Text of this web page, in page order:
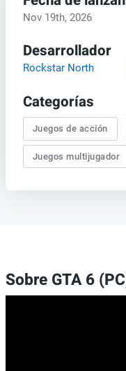
Nov 19th, 2026
Desarrollador
Rockstar North
Categorías
Juegos de acción
Juegos multijugador
Sobre GTA 6